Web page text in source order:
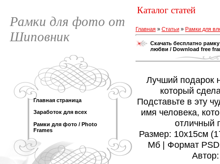
Рамки для фото от
Шиповник
Главная страница
Заработок для всех
Рамки для фото / Photo
Frames
Каталог статей
Главная » Статьи » Рамки для
Скачать бесплатно
любви / Download free
Лучший подарок
который
Подставьте в эту
имя человека,
отличный
Размер: 10х15см
Мб | Формат